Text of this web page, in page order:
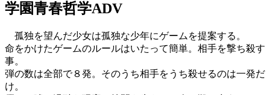
学園青春哲学ADV
孤独を望んだ少女は孤独な少年にゲームを提案する。
命をかけたゲームのルールはいたって簡単。相手を撃ち殺す
事。
弾の数は全部で８発。そのうち相手をうち殺せるのは一発だ
け。